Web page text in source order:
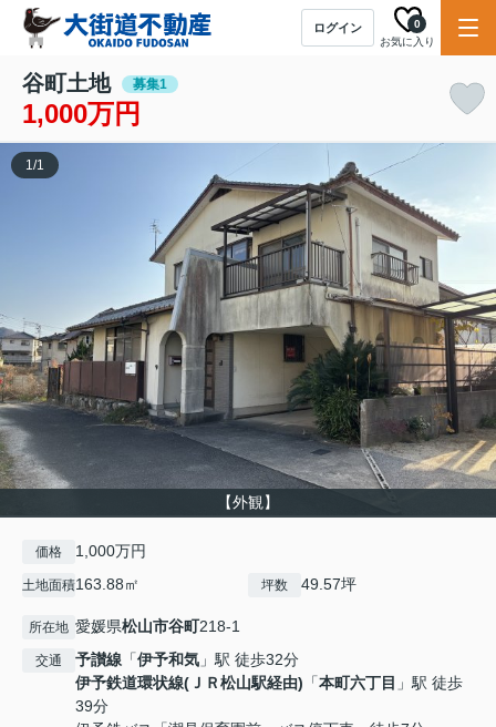
ログイン
お気に入り
0
谷町土地 募集1
1,000万円
【外観】
1/1
価格 1,000万円
土地面積163.88㎡ 坪数 49.57坪
所在地 愛媛県松山市谷町218-1
交通 予讃線 「伊予和気 」駅 徒歩32分
伊予鉄道環状線(ＪＲ松山駅経由) 「本町六丁目 」駅 徒歩
39分